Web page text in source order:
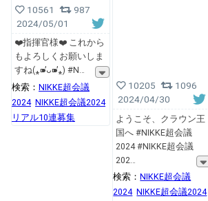
10561
987
2024/05/01
❤️指揮官様❤️ これから
もよろしくお願いしま
すね(⁎⁍̴̛ᴗ⁍̴̛⁎) #N
検索： NIKKE超会議
2024 NIKKE超会議2024
リアル10連募集
10205
1096
2024/04/30
ようこそ、クラウン王
国へ #NIKKE超会議
2024 #NIKKE超会議
202
検索：NIKKE超会議
2024 NIKKE超会議2024